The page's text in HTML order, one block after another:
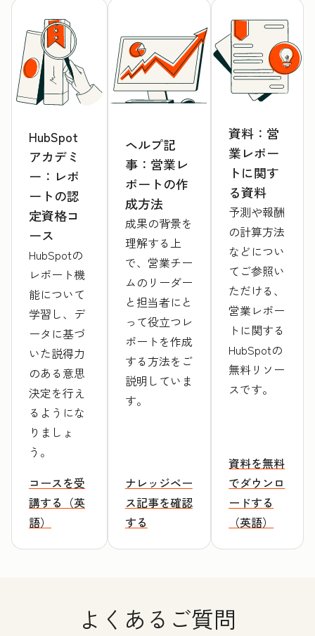
HubSpot
アカデミ
ー：レポ
ートの認
定資格コ
ース
HubSpotの
レポート機
能について
学習し、デ
ータに基づ
いた説得力
のある意思
決定を行え
るようにな
りましょ
う。
コースを受
講する（英
語）
ヘルプ記
事：営業レ
ポートの作
成方法
成果の背景を
理解する上
で、営業チー
ムのリーダー
と担当者にと
って役立つレ
ポートを作成
する方法をご
説明していま
す。
ナレッジベー
ス記事を確認
する
資料：営
業レポー
トに関す
る資料
予測や報酬
の計算方法
などについ
てご参照い
ただける、
営業レポー
トに関する
HubSpotの
無料リソー
スです。
資料を無料
でダウンロ
ードする
（英語）
よくあるご質問